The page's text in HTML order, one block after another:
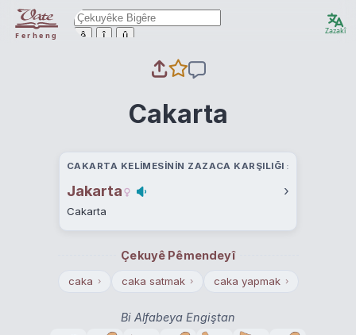
Ferheng ê î û Zazakî
Cakarta
CAKARTA KELIMESININ ZAZACA KARŞILIĞI
Jakarta ›
Cakarta
Çekuyê Pêmendeyî
caka › caka satmak › caka yapmak ›
Bi Alfabeya Engiştan